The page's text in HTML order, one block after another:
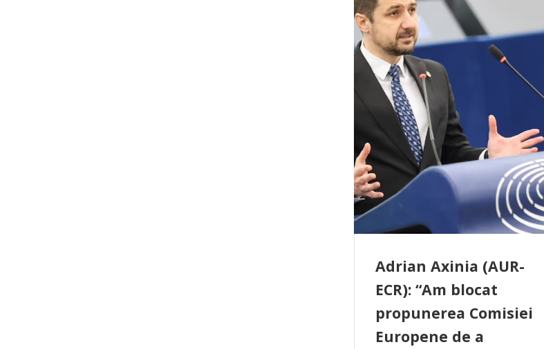
Adrian Axinia (AUR-
ECR): “Am blocat
propunerea Comisiei
Europene de a